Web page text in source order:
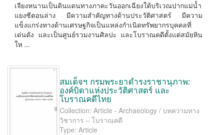
เจียงหนานเป็นดินแดนทางภาคะวันออกเฉียงใต้บริเวณปากแม่น้ำ
แยงซีตอนล่าง มีความสำคัญทางด้านประวัติศาสตร์ มีความ
แข็งแกร่งทางด้านเศรษฐกิจเป็นแหล่งกำเนิดทรัพยากรบุคคลที่
เด่นดัง และเป็นศูนย์รวมงานศิลปะ และโบราณคดีตั้งแต่สมัยหิน
ให ...
สมเด็จฯ กรมพระยาดำรงราชานุภาพ:
องค์บิดาแห่งประวัติศาสตร์ และ
โบราณคดีไทย
Collection: Article - Archaeology / บทความทาง
วิชาการ – โบราณคดี
Type: Article